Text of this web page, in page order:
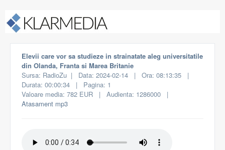
Elevii care vor sa studieze in strainatate aleg universitatile
din Olanda, Franta si Marea Britanie
Sursa: RadioZu | Data: 2024-02-14 | Ora: 08:13:35 |
Durata: 00:00:34 | Pagina: 1
Valoare media: 782 EUR | Audienta: 1286000 |
Atasament mp3